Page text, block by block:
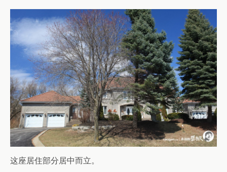
这座居住部分居中而立。